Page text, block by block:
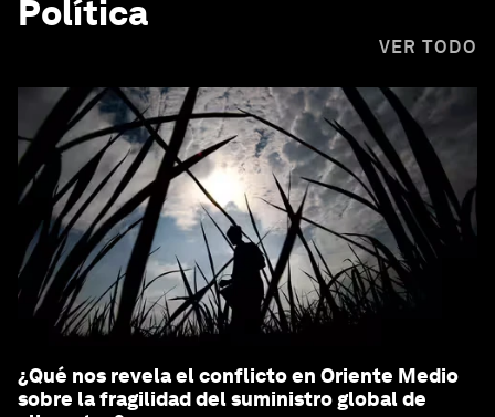
Política
VER TODO
¿Qué nos revela el conflicto en Oriente Medio
sobre la fragilidad del suministro global de